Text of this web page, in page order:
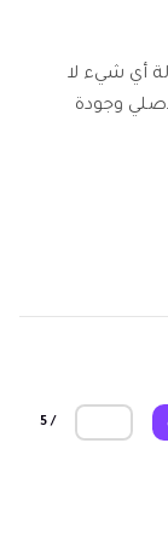
أي شيء لا
وجودة
/ 5